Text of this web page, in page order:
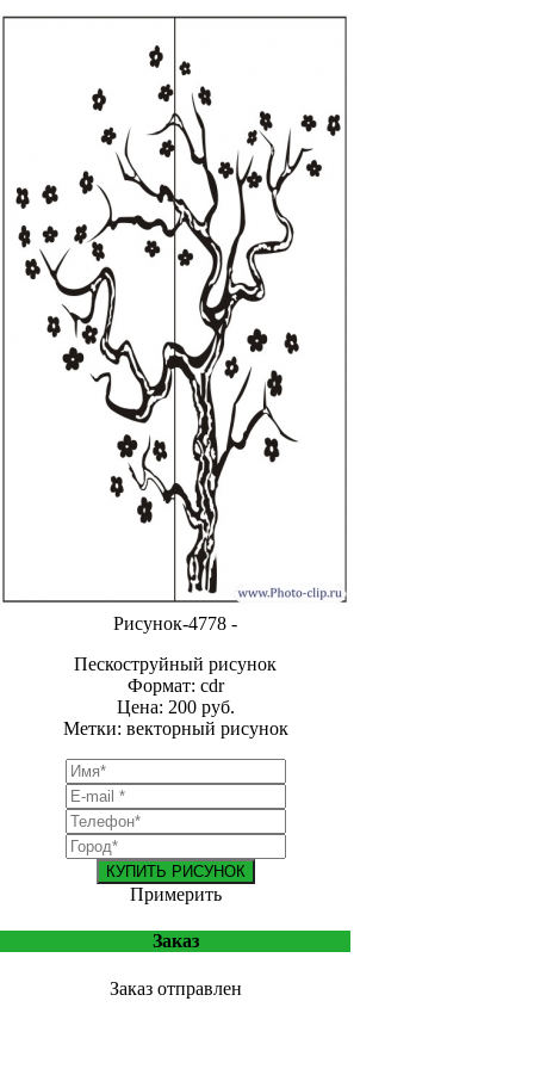
Рисунок-4778 -
Пескоструйный рисунок
Формат: cdr
Цена: 200 руб.
Метки: векторный рисунок
КУПИТЬ РИСУНОК
Примерить
Заказ
Заказ отправлен